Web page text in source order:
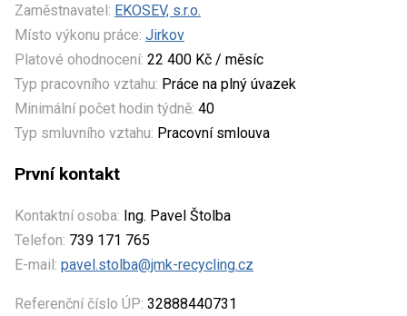
Zaměstnavatel: EKOSEV, s.r.o.
Místo výkonu práce: Jirkov
Platové ohodnocení: 22 400 Kč / měsíc
Typ pracovního vztahu: Práce na plný úvazek
Minimální počet hodin týdně: 40
Typ smluvního vztahu: Pracovní smlouva
První kontakt
Kontaktní osoba: Ing. Pavel Štolba
Telefon: 739 171 765
E-mail: pavel.stolba@jmk-recycling.cz
Referenční číslo ÚP: 32888440731